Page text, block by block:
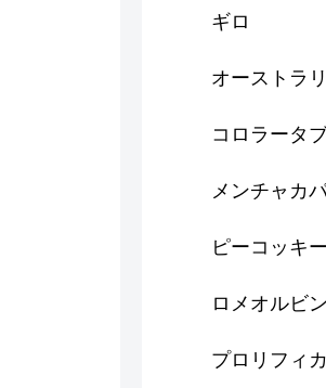
ギロ
オーストラ
コロラータ
メンチャカ
ピーコッキー
ロメオルビン
プロリフィカ